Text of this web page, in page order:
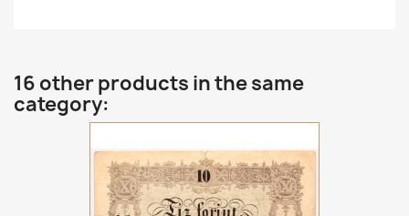
16 other products in the same
category: